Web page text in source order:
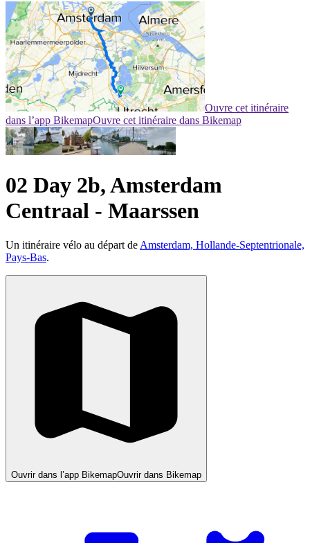
Ouvre cet itinéraire
dans l’app BikemapOuvre cet itinéraire dans Bikemap
02 Day 2b, Amsterdam
Centraal - Maarssen
Un itinéraire vélo au départ de Amsterdam, Hollande-Septentrionale,
Pays-Bas.
Ouvrir dans l’app BikemapOuvrir dans Bikemap